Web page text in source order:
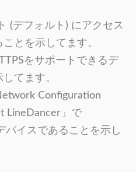
(デフォルト) にアクセス
とを示してます。
をサポートできるデ
てます。
Configuration
LineDancer」で
バイスであることを示し